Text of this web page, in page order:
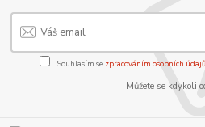
Souhlasím se zpracováním osobních údajů
Můžete se kdykoli